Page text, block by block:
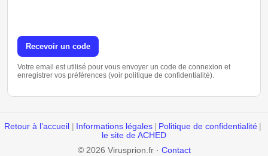
Recevoir un code
Votre email est utilisé pour vous envoyer un code de connexion et
enregistrer vos préférences (voir politique de confidentialité).
Retour à l’accueil Informations légales Politique de confidentialité
le site de ACHED
© 2026 Virusprion.fr · Contact